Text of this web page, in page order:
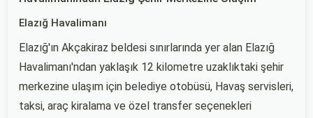
Elazığ Havalimanı
Elazığ'ın Akçakiraz beldesi sınırlarında yer alan Elazığ
Havalimanı'ndan yaklaşık 12 kilometre uzaklıktaki şehir
merkezine ulaşım için belediye otobüsü, Havaş servisleri,
taksi, araç kiralama ve özel transfer seçenekleri